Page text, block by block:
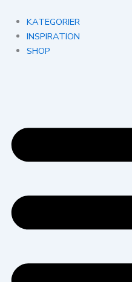
indholdet
KATEGORIER
INSPIRATION
SHOP